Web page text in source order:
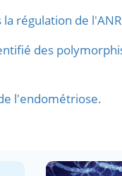
régulation de
des
l'endométriose.